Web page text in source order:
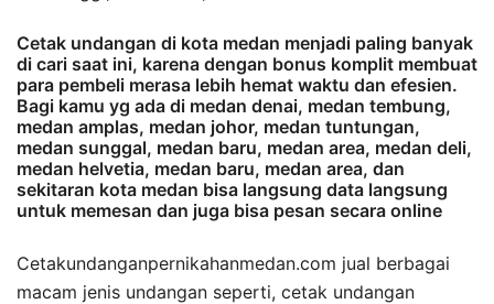
Cetak undangan di kota medan menjadi paling banyak
di cari saat ini, karena dengan bonus komplit membuat
para pembeli merasa lebih hemat waktu dan efesien.
Bagi kamu yg ada di medan denai, medan tembung,
medan amplas, medan johor, medan tuntungan,
medan sunggal, medan baru, medan area, medan deli,
medan helvetia, medan baru, medan area, dan
sekitaran kota medan bisa langsung data langsung
untuk memesan dan juga bisa pesan secara online
Cetakundanganpernikahanmedan.com jual berbagai
macam jenis undangan seperti, cetak undangan